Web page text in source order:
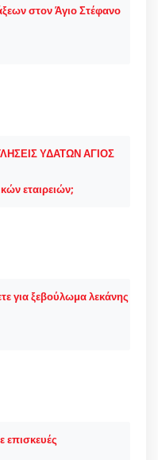
στον Άγιο Στέφανο
ΥΔΑΤΩΝ ΑΓΙΟΣ
εταιρειών;
για ξεβούλωμα λεκάνης
επισκευές